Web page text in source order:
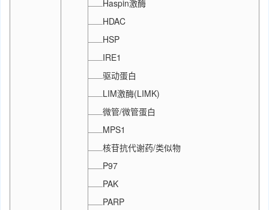
Haspin激酶
HDAC
HSP
IRE1
驱动蛋白
LIM激酶(LIMK)
微管/微管蛋白
MPS1
核苷抗代谢药/类似物
P97
PAK
PARP